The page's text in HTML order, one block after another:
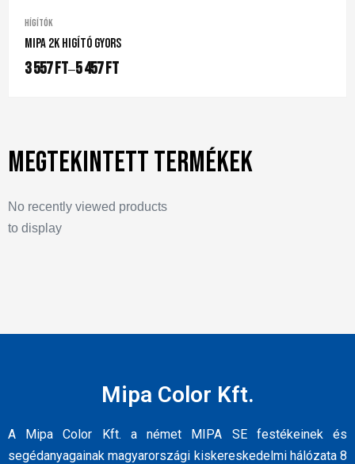
Hígítók
Mipa 2K Higító Gyors
3 557Ft–5 457Ft
Megtekintett termékek
No recently viewed products
to display
Mipa Color Kft.
A Mipa Color Kft. a német MIPA SE festékeinek és
segédanyagainak magyarországi kiskereskedelmi hálózata 8